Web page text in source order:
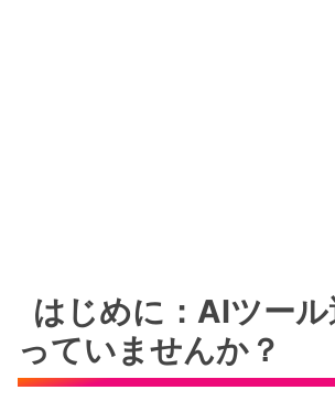
はじめに：AIツー
っていませんか？